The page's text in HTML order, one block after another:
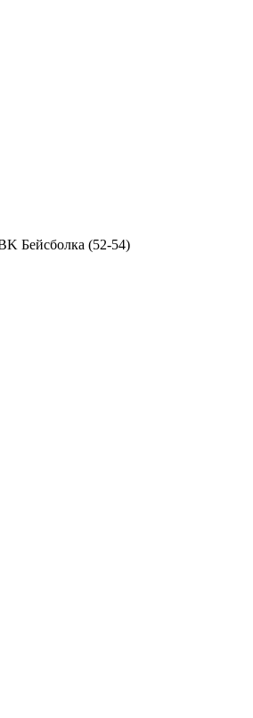
Бейсболка (52-54)